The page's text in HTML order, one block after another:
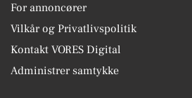
For annoncører
Vilkår og Privatlivspolitik
Kontakt VORES Digital
Administrer samtykke